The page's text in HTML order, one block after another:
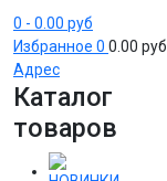
0 - 0.00 руб
Избранное 0 0.00 руб
Адрес
Каталог
товаров